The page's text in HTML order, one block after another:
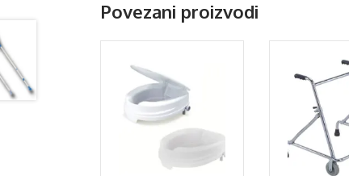
Povezani proizvodi